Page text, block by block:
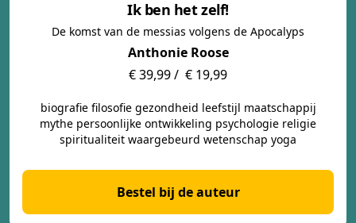
Ik ben het zelf!
De komst van de messias volgens de Apocalyps
Anthonie Roose
€ 39,99 / € 19,99
biografie filosofie gezondheid leefstijl maatschappij
mythe persoonlijke ontwikkeling psychologie religie
spiritualiteit waargebeurd wetenschap yoga
Bestel bij de auteur